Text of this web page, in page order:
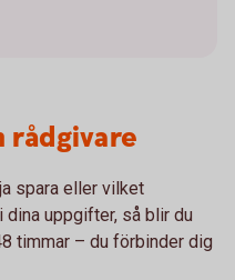
rådgivare
spara eller vilket
uppgifter, så blir du
timmar – du förbinder dig